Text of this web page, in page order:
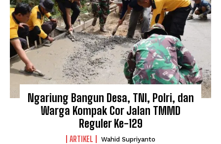
Ngariung Bangun Desa, TNI, Polri, dan
Warga Kompak Cor Jalan TMMD
Reguler Ke-129
ARTIKEL Wahid Supriyanto